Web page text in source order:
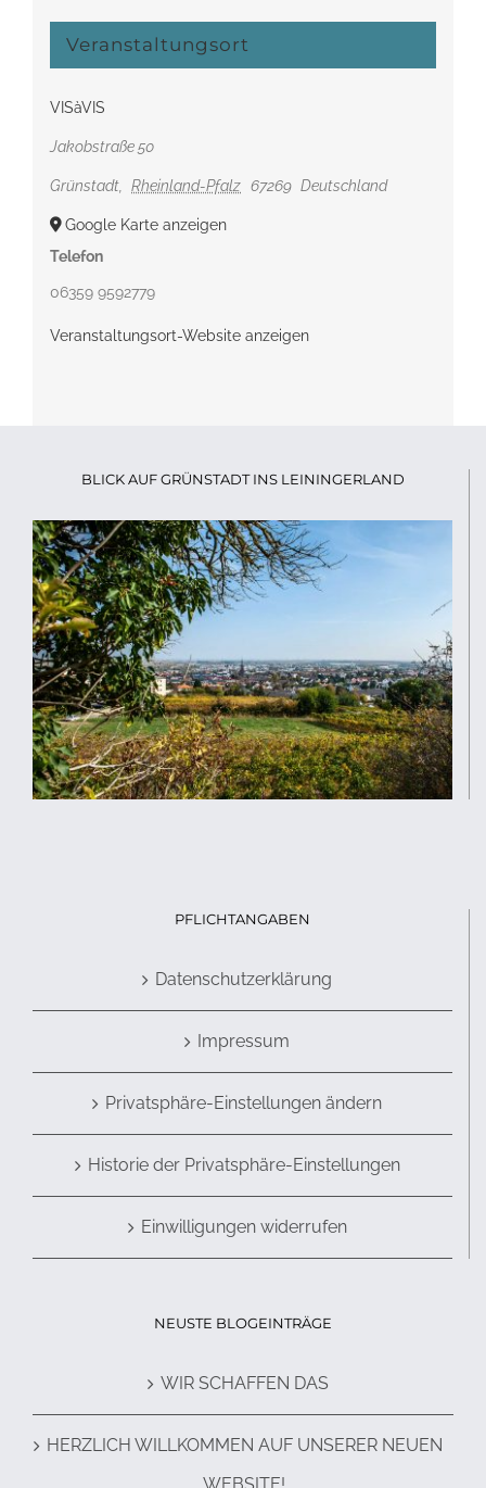
Veranstaltungsort
VISàVIS
Jakobstraße 50
Grünstadt, Rheinland-Pfalz 67269 Deutschland
Google Karte anzeigen
Telefon
06359 9592779
Veranstaltungsort-Website anzeigen
BLICK AUF GRÜNSTADT INS LEININGERLAND
PFLICHTANGABEN
Datenschutzerklärung
Impressum
Privatsphäre-Einstellungen ändern
Historie der Privatsphäre-Einstellungen
Einwilligungen widerrufen
NEUSTE BLOGEINTRÄGE
WIR SCHAFFEN DAS
HERZLICH WILLKOMMEN AUF UNSERER NEUEN